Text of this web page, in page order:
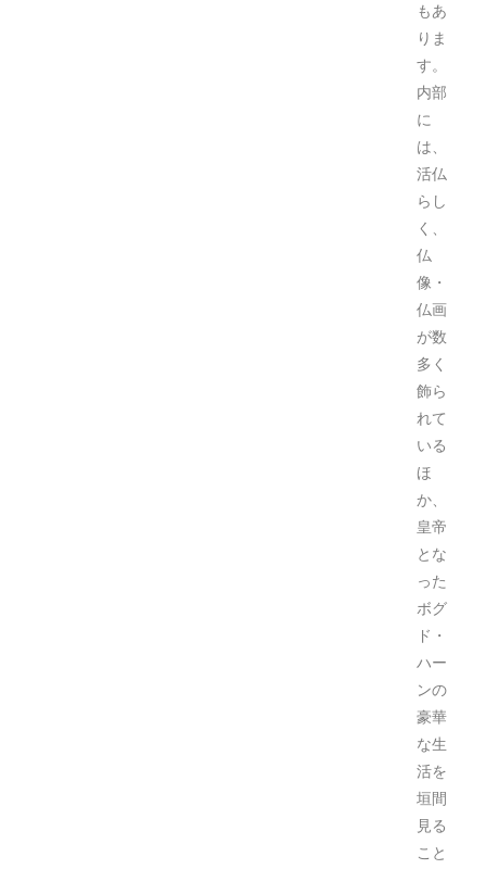
もあ
りま
す。
内部
に
は、
活仏
らし
く、
仏
像・
仏画
が数
多く
飾ら
れて
いる
ほ
か、
皇帝
とな
った
ボグ
ド・
ハー
ンの
豪華
な生
活を
垣間
見る
こと